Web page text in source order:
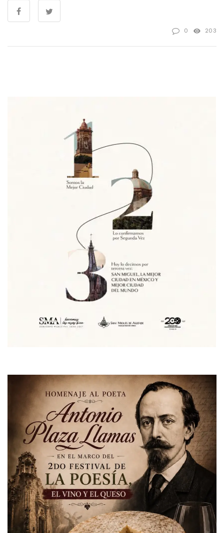
0 203